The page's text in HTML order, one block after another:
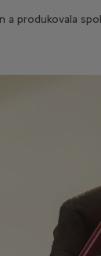
produkovala